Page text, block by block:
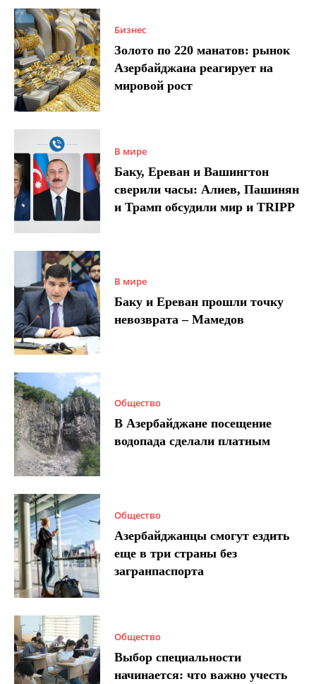
Бизнес
Золото по 220 манатов: рынок
Азербайджана реагирует на
мировой рост
В мире
Баку, Ереван и Вашингтон
сверили часы: Алиев, Пашинян
и Трамп обсудили мир и TRIPP
В мире
Баку и Ереван прошли точку
невозврата – Мамедов
Общество
В Азербайджане посещение
водопада сделали платным
Общество
Азербайджанцы смогут ездить
еще в три страны без
загранпаспорта
Общество
Выбор специальности
начинается: что важно учесть